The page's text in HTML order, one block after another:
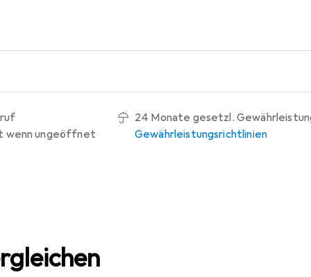
wenn ungeöffnet
24 Monate gesetzl.
Gewährleistungsrichtlinien